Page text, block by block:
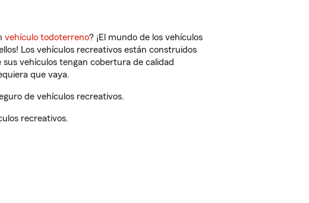
vehículo todoterreno? ¡El mundo de los vehículos
Los vehículos recreativos están construidos
vehículos tengan cobertura de calidad
que vaya.
de vehículos recreativos.
recreativos.